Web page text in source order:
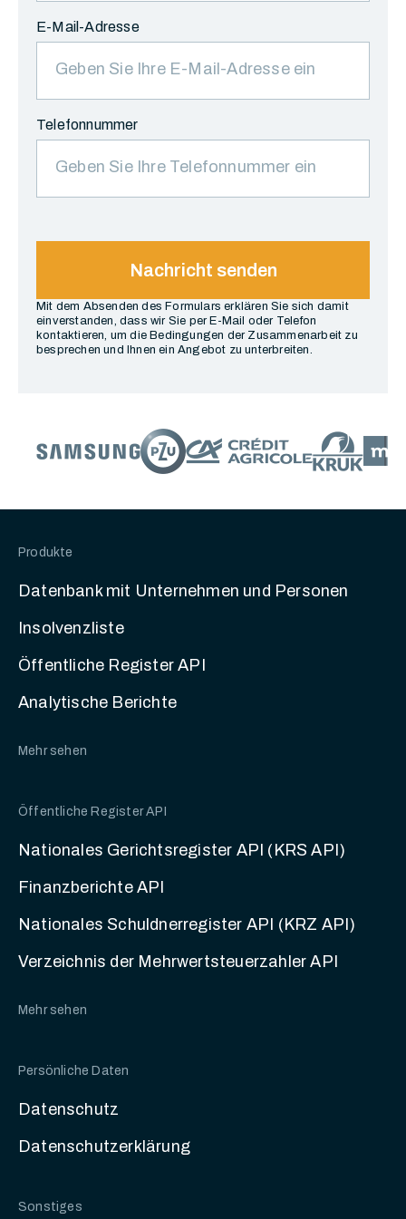
E-Mail-Adresse
Telefonnummer
Mit dem Absenden des Formulars erklären Sie sich damit
einverstanden, dass wir Sie per E-Mail oder Telefon
kontaktieren, um die Bedingungen der Zusammenarbeit zu
besprechen und Ihnen ein Angebot zu unterbreiten.
Nachricht senden
Produkte
Datenbank mit Unternehmen und Personen
Insolvenzliste
Öffentliche Register API
Analytische Berichte
Mehr sehen
Öffentliche Register API
Nationales Gerichtsregister API (KRS API)
Finanzberichte API
Nationales Schuldnerregister API (KRZ API)
Verzeichnis der Mehrwertsteuerzahler API
Mehr sehen
Persönliche Daten
Datenschutz
Datenschutzerklärung
Sonstiges